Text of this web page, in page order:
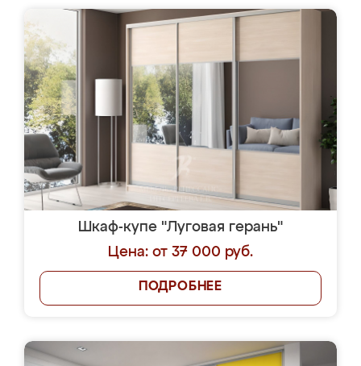
Шкаф-купе "Луговая герань"
Цена: от 37 000 руб.
ПОДРОБНЕЕ